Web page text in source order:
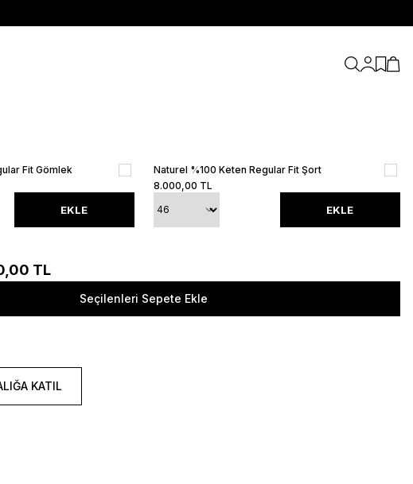
Hesabım
Fit Gömlek
EKLE
Naturel %100 Keten Regular Fit Şort
8.000,00 TL
EKLE
TL
Seçilenleri Sepete Ekle
KATIL